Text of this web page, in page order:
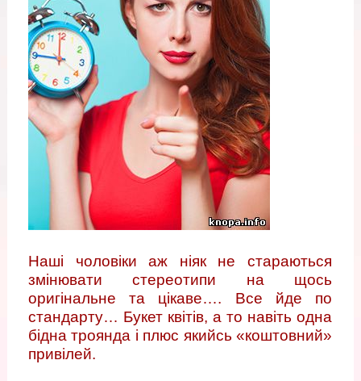
Наші чоловіки аж ніяк не стараються
змінювати стереотипи на щось
оригінальне та цікаве…. Все йде по
стандарту… Букет квітів, а то навіть одна
бідна троянда і плюс якийсь «коштовний»
привілей.